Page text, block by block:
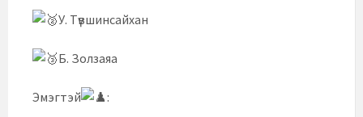
У. Түвшинсайхан
Б. Золзаяа
Эмэгтэй :